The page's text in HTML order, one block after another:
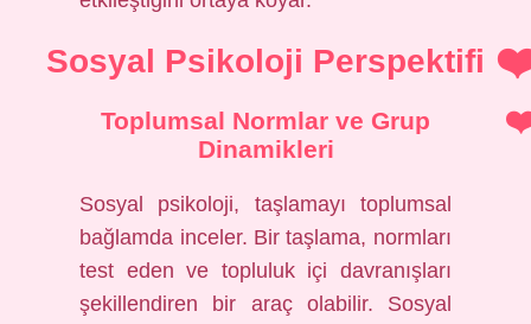
Sosyal Psikoloji Perspektifi
Toplumsal Normlar ve Grup
Dinamikleri
Sosyal psikoloji, taşlamayı toplumsal
bağlamda inceler. Bir taşlama, normları
test eden ve topluluk içi davranışları
şekillendiren bir araç olabilir. Sosyal